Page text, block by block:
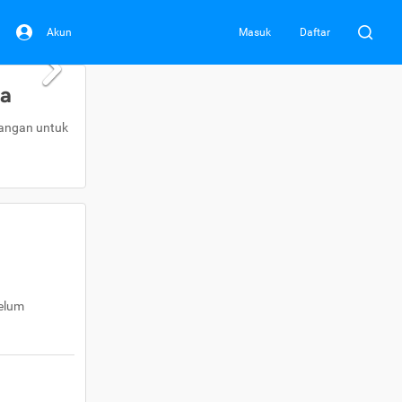
Akun Masuk Daftar
untuk